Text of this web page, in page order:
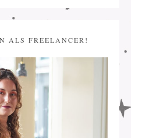
ALS FREELANCER!